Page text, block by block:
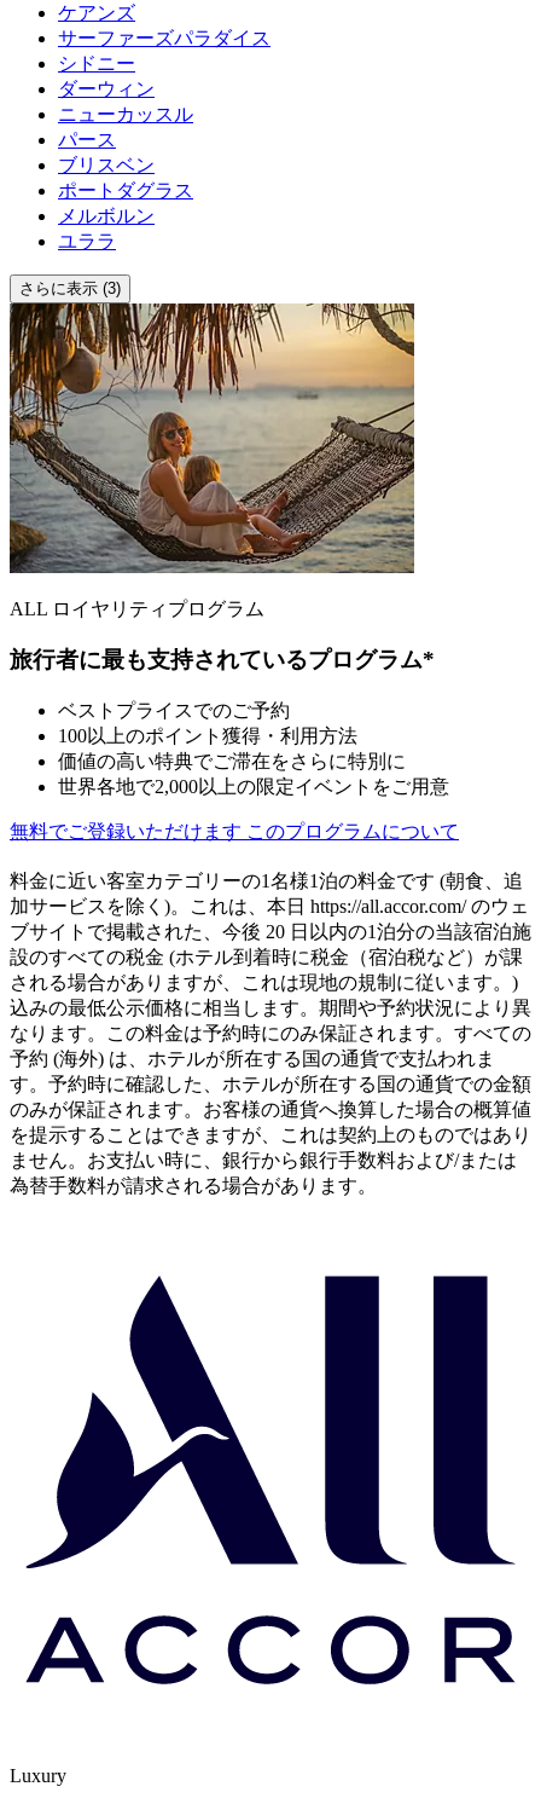
ケアンズ
サーファーズパラダイス
シドニー
ダーウィン
ニューカッスル
パース
ブリスベン
ポートダグラス
メルボルン
ユララ
さらに表示 (3)
ALL ロイヤリティプログラム
旅行者に最も支持されているプログラム*
ベストプライスでのご予約
100以上のポイント獲得・利用方法
価値の高い特典でご滞在をさらに特別に
世界各地で2,000以上の限定イベントをご用意
無料でご登録いただけます このプログラムについて
料金に近い客室カテゴリーの1名様1泊の料金です (朝食、追
加サービスを除く)。これは、本日 https://all.accor.com/ のウェ
ブサイトで掲載された、今後 20 日以内の1泊分の当該宿泊施
設のすべての税金 (ホテル到着時に税金（宿泊税など）が課
される場合がありますが、これは現地の規制に従います。)
込みの最低公示価格に相当します。期間や予約状況により異
なります。この料金は予約時にのみ保証されます。すべての
予約 (海外) は、ホテルが所在する国の通貨で支払われま
す。予約時に確認した、ホテルが所在する国の通貨での金額
のみが保証されます。お客様の通貨へ換算した場合の概算値
を提示することはできますが、これは契約上のものではあり
ません。お支払い時に、銀行から銀行手数料および/または
為替手数料が請求される場合があります。
Luxury